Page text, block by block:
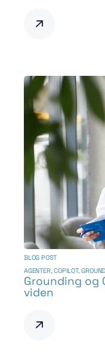
BLOG POST
AGENTER,COPILOT,
Grounding og
viden